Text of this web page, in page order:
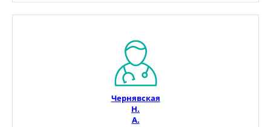
Чернявская
Н.
А.